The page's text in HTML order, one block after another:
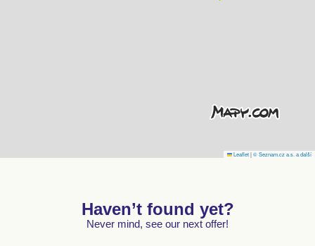
Leaflet|© Seznam.cz a.s. a další
Haven’t found yet?
Never mind, see our next offer!